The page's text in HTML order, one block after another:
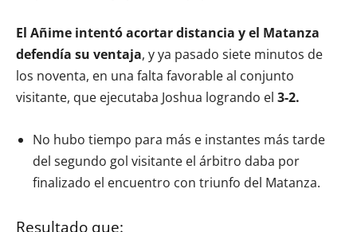
El Añime intentó acortar distancia y el Matanza
defendía su ventaja, y ya pasado siete minutos de
los noventa, en una falta favorable al conjunto
visitante, que ejecutaba Joshua logrando el 3-2.
No hubo tiempo para más e instantes más tarde
del segundo gol visitante el árbitro daba por
finalizado el encuentro con triunfo del Matanza.
Resultado que: